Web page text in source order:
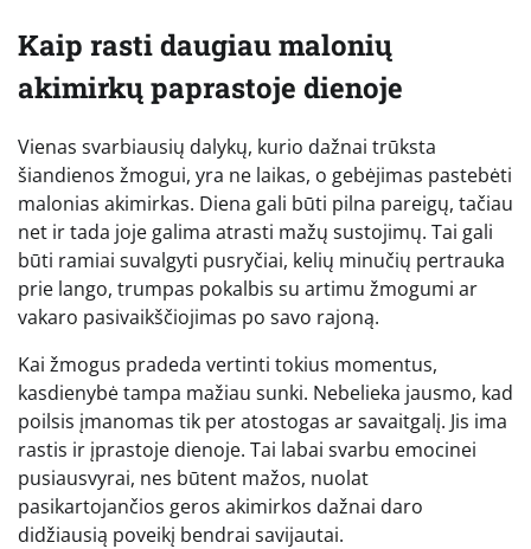
Kaip rasti daugiau malonių
akimirkų paprastoje dienoje
Vienas svarbiausių dalykų, kurio dažnai trūksta
šiandienos žmogui, yra ne laikas, o gebėjimas pastebėti
malonias akimirkas. Diena gali būti pilna pareigų, tačiau
net ir tada joje galima atrasti mažų sustojimų. Tai gali
būti ramiai suvalgyti pusryčiai, kelių minučių pertrauka
prie lango, trumpas pokalbis su artimu žmogumi ar
vakaro pasivaikščiojimas po savo rajoną.
Kai žmogus pradeda vertinti tokius momentus,
kasdienybė tampa mažiau sunki. Nebelieka jausmo, kad
poilsis įmanomas tik per atostogas ar savaitgalį. Jis ima
rastis ir įprastoje dienoje. Tai labai svarbu emocinei
pusiausvyrai, nes būtent mažos, nuolat
pasikartojančios geros akimirkos dažnai daro
didžiausią poveikį bendrai savijautai.